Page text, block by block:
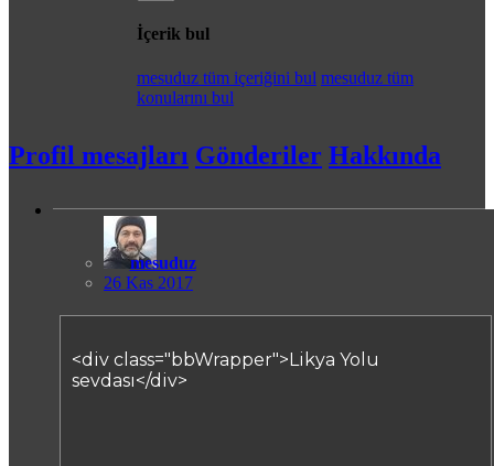
İçerik bul
mesuduz tüm içeriğini bul mesuduz tüm
konularını bul
Profil mesajları Gönderiler Hakkında
mesuduz
26 Kas 2017
<div class="bbWrapper">Likya Yolu
sevdası</div>